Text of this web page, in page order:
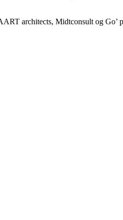
architects, Midtconsult og Go’